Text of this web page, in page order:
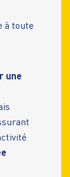
à toute
une